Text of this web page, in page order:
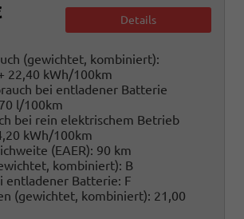
Details
(gewichtet, kombiniert):
22,40 kWh/100km
bei entladener Batterie
l/100km
bei rein elektrischem Betrieb
kWh/100km
(EAER): 90 km
kombiniert): B
entladener Batterie: F
(gewichtet, kombiniert): 21,00